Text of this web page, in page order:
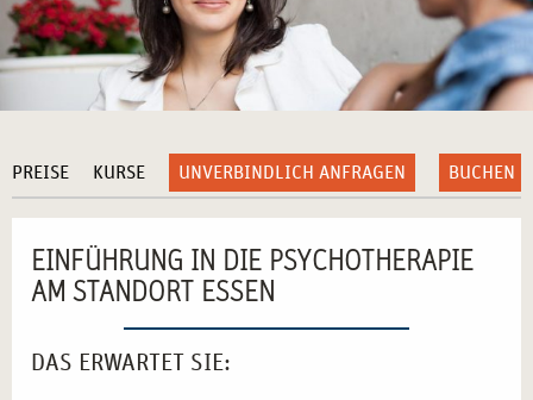
PREISE KURSE UNVERBINDLICH ANFRAGEN BUCHEN
EINFÜHRUNG IN DIE PSYCHOTHERAPIE
AM STANDORT ESSEN
DAS ERWARTET SIE: